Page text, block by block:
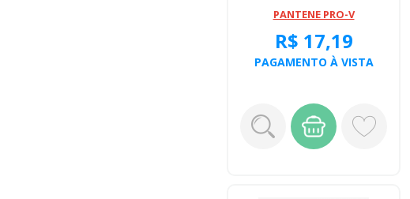
PANTENE PRO-V
R$ 17,19
PAGAMENTO À VISTA